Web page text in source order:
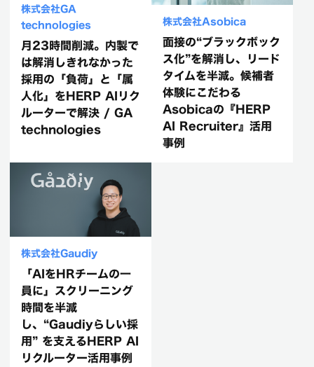
株式会社GA
technologies
月23時間削減。内製で
は解消しきれなかった
採用の「負荷」と「属
人化」をHERP AIリク
ルーターで解決 / GA
technologies
株式会社Asobica
面接の“ブラックボック
ス化”を解消し、リード
タイムを半減。候補者
体験にこだわる
Asobicaの『HERP
AI Recruiter』活用
事例
株式会社Gaudiy
「AIをHRチームの一
員に」スクリーニング
時間を半減
し、“Gaudiyらしい採
用” を支えるHERP AI
リクルーター活用事例